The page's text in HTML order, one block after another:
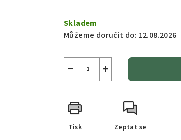
cena:
Skladem
Můžeme doručit do: 12.08.2026
+
−
Tisk Zeptat se